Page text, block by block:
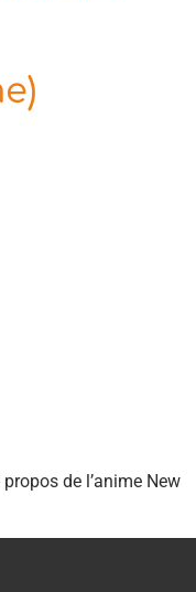
de l’anime New